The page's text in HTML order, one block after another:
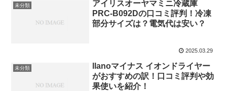
未分類
アイリスオーヤマミニ冷蔵庫
PRC-B092Dの口コミ評判！冷凍
部分サイズは？電気代は安い？
2025.03.29
未分類
llanoマイナス イオンドライヤー
がおすすめの訳！口コミ評判や効
果使いを紹介！